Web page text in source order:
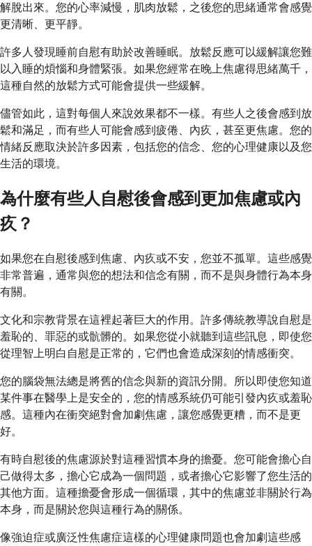
解脫出來。您的心率減慢，肌肉放鬆，之後您的思緒通常會感覺
更清晰、更平靜。
許多人發現睡前自慰有助於改善睡眠。放鬆反應可以緩解讓您難
以入睡的煩惱和身體緊張。如果您經常在晚上焦慮得思緒萬千，
這種自然的放鬆方式可能會提供一些緩解。
儘管如此，這對每個人來說效果都不一樣。有些人之後會感到放
鬆和滿足，而有些人可能會感到疲倦、內疚，甚至更焦慮。您的
情緒反應取決於許多因素，包括您的信念、您的心理健康以及您
生活的環境。
為什麼有些人自慰後會感到更加焦慮或內
疚？
如果您在自慰後感到焦慮、內疚或不安，您並不孤單。這些感覺
非常普遍，通常與您的想法和信念有關，而不是與身體行為本身
有關。
文化和宗教背景在這裡起著巨大的作用。許多傳統教導說自慰是
羞恥的、罪惡的或骯髒的。如果您從小就聽到這些訊息，即使您
從理智上明白自慰是正常的，它們也會造成深刻的情感衝突。
您的腦袋無法總是將舊的信念與新的資訊分開。所以即使您知道
某件事在醫學上是安全的，您的情感系統仍可能引發內疚或羞恥
感。這種內在衝突絕對會加劇焦慮，讓您感覺更糟，而不是更
好。
有時自慰後的焦慮源於對這種習慣本身的擔憂。您可能會擔心自
己做得太多，擔心它成為一個問題，或者擔心它影響了您生活的
其他方面。這種擔憂會形成一個循環，其中的焦慮並非關於行為
本身，而是關於您與這種行為的關係。
像強迫症或廣泛性焦慮症這樣的心理健康問題也會加劇這些感